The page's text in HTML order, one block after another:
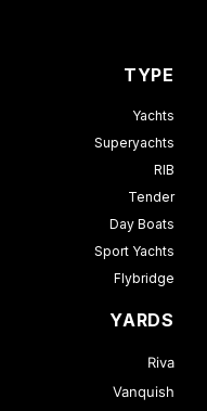
TYPE
Yachts
Superyachts
RIB
Tender
Day Boats
Sport Yachts
Flybridge
YARDS
Riva
Vanquish